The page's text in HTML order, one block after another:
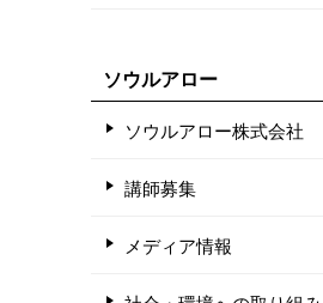
ソウルアロー
ソウルアロー株式会社
講師募集
メディア情報